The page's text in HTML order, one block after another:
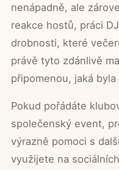
nenápadně, ale
reakce hostů, práci
drobnosti, které
právě tyto zdánlivě
připomenou, jaká byla
Pokud pořádáte
společenský event,
výrazně pomoci s
využijete na